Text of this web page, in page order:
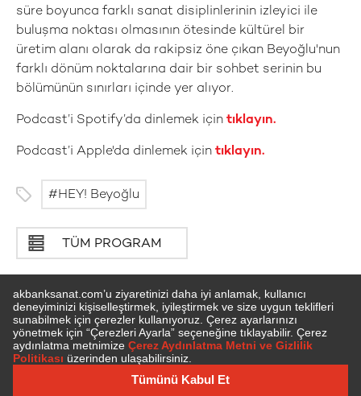
süre boyunca farklı sanat disiplinlerinin izleyici ile
buluşma noktası olmasının ötesinde kültürel bir
üretim alanı olarak da rakipsiz öne çıkan Beyoğlu'nun
farklı dönüm noktalarına dair bir sohbet serinin bu
bölümünün sınırları içinde yer alıyor.
Podcast’i Spotify’da dinlemek için tıklayın.
Podcast’i Apple'da dinlemek için tıklayın.
HEY! Beyoğlu
TÜM PROGRAM